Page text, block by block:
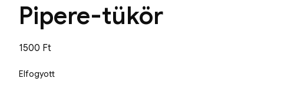
Pipere-tükör
1500 Ft
Elfogyott